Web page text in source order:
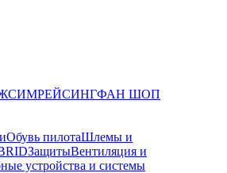
СИМРЕЙСИНГФАН ШОП
Обувь пилотаШлемы и
ЗащитыВентиляция и
устройства и системы